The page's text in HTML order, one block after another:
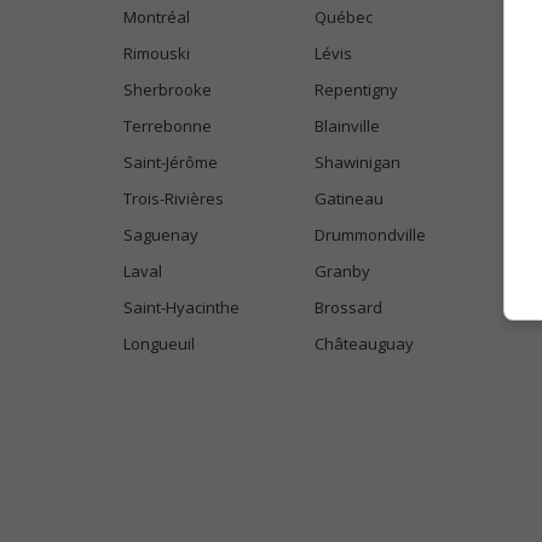
Montréal
Québec
Rimouski
Lévis
Sherbrooke
Repentigny
Terrebonne
Blainville
Saint-Jérôme
Shawinigan
Trois-Rivières
Gatineau
Saguenay
Drummondville
Laval
Granby
Saint-Hyacinthe
Brossard
Longueuil
Châteauguay